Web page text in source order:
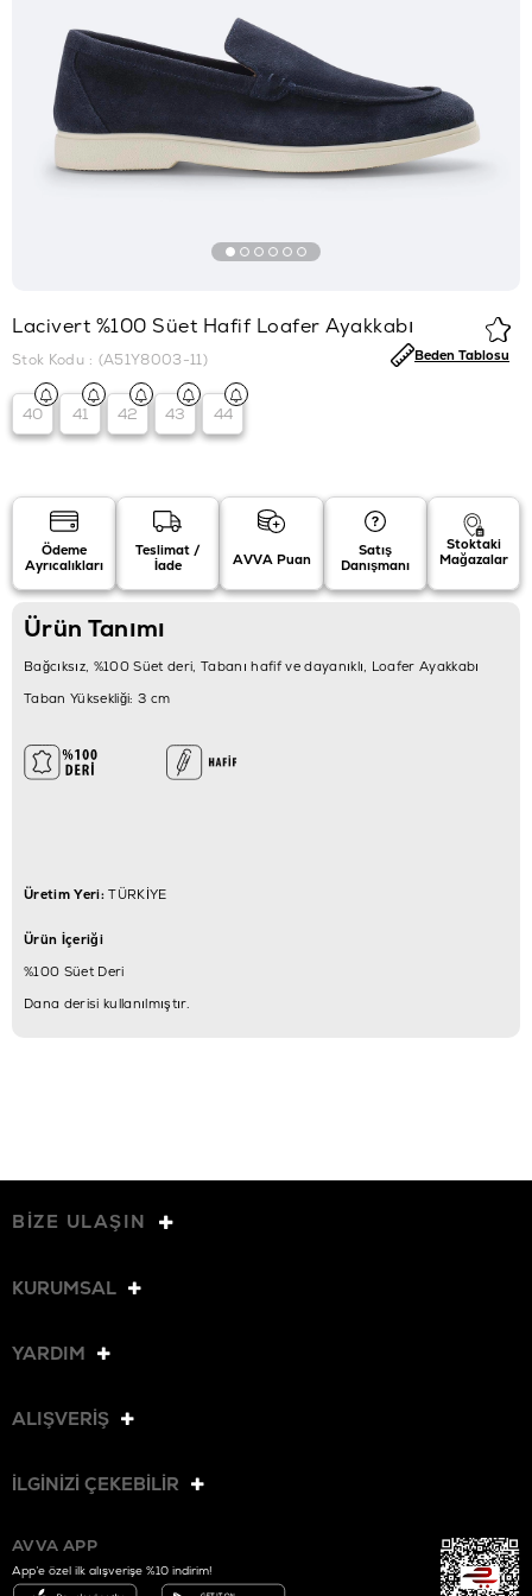
Lacivert %100 Süet Hafif Loafer Ayakkabı
Stok Kodu (A51Y8003-11)
40 41 42 43 44
Beden Tablosu
Ödeme
Ayrıcalıkları
Teslimat /
İade
AVVA Puan
Satış
Danışmanı
Stoktaki
Mağazalar
Ürün Tanımı
Bağcıksız, %100 Süet deri, Tabanı hafif ve dayanıklı, Loafer Ayakkabı
Taban Yüksekliği: 3 cm
Üretim Yeri:TÜRKİYE
Ürün İçeriği
%100 Süet Deri
Dana derisi kullanılmıştır.
BİZE ULAŞIN
KURUMSAL
YARDIM
ALIŞVERİŞ
İLGİNİZİ ÇEKEBİLİR
AVVA APP
App’e özel ilk alışverişe %10 indirim!